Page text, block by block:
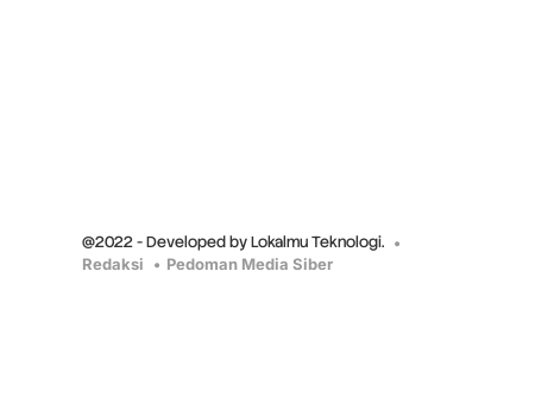
@2022 - Developed by Lokalmu Teknologi.
Redaksi Pedoman Media Siber